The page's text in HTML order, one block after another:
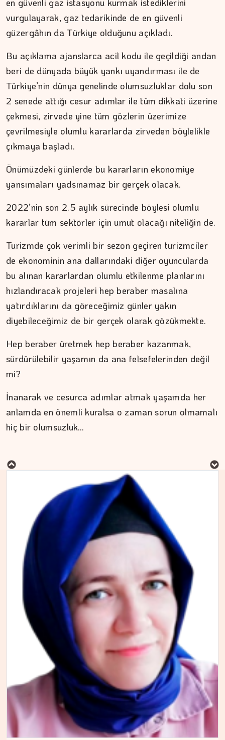
en güvenli gaz istasyonu kurmak istediklerini
vurgulayarak, gaz tedarikinde de en güvenli
güzergâhın da Türkiye olduğunu açıkladı.
Bu açıklama ajanslarca acil kodu ile geçildiği andan
beri de dünyada büyük yankı uyandırması ile de
Türkiye’nin dünya genelinde olumsuzluklar dolu son
2 senede attığı cesur adımlar ile tüm dikkati üzerine
çekmesi, zirvede yine tüm gözlerin üzerimize
çevrilmesiyle olumlu kararlarda zirveden böylelikle
çıkmaya başladı.
Önümüzdeki günlerde bu kararların ekonomiye
yansımaları yadsınamaz bir gerçek olacak.
2022’nin son 2.5 aylık sürecinde böylesi olumlu
kararlar tüm sektörler için umut olacağı niteliğin de.
Turizmde çok verimli bir sezon geçiren turizmciler
de ekonominin ana dallarındaki diğer oyuncularda
bu alınan kararlardan olumlu etkilenme planlarını
hızlandıracak projeleri hep beraber masalına
yatırdıklarını da göreceğimiz günler yakın
diyebileceğimiz de bir gerçek olarak gözükmekte.
Hep beraber üretmek hep beraber kazanmak,
sürdürülebilir yaşamın da ana felsefelerinden değil
mi?
İnanarak ve cesurca adımlar atmak yaşamda her
anlamda en önemli kuralsa o zaman sorun olmamalı
hiç bir olumsuzluk…
İPEK KOCAMAN
Kitap kafenin rafları arasında…
MURAT DOĞAN